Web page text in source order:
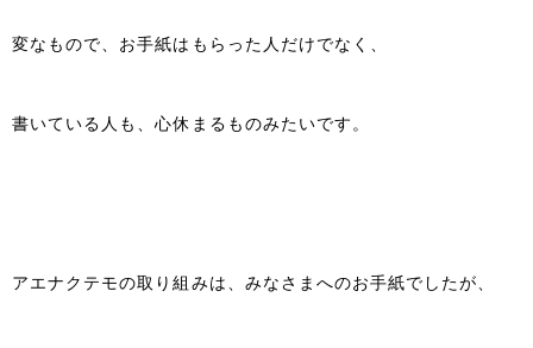
変なもので、お手紙はもらった人だけでなく、
書いている人も、心休まるものみたいです。
アエナクテモの取り組みは、みなさまへのお手紙でしたが、